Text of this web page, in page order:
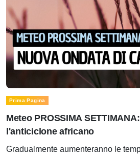
Prima Pagina
Meteo PROSSIMA
l'anticiclone africano
Gradualmente aumenteranno le